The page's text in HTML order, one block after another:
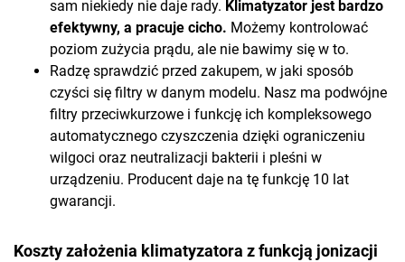
sam niekiedy nie daje rady. Klimatyzator jest bardzo
efektywny, a pracuje cicho. Możemy kontrolować
poziom zużycia prądu, ale nie bawimy się w to.
Radzę sprawdzić przed zakupem, w jaki sposób
czyści się filtry w danym modelu. Nasz ma podwójne
filtry przeciwkurzowe i funkcję ich kompleksowego
automatycznego czyszczenia dzięki ograniczeniu
wilgoci oraz neutralizacji bakterii i pleśni w
urządzeniu. Producent daje na tę funkcję 10 lat
gwarancji.
Koszty założenia klimatyzatora z funkcją jonizacji